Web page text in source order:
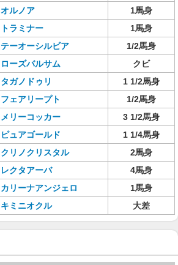
オルノア
1馬身
トラミナー
1馬身
テーオーシルビア
1/2馬身
ローズバルサム
クビ
タガノドゥリ
1 1/2馬身
フェアリープト
1/2馬身
メリーコッカー
3 1/2馬身
ピュアゴールド
1 1/4馬身
クリノクリスタル
2馬身
レクタアーバ
4馬身
カリーナアンジェロ
1馬身
キミニオクル 大差